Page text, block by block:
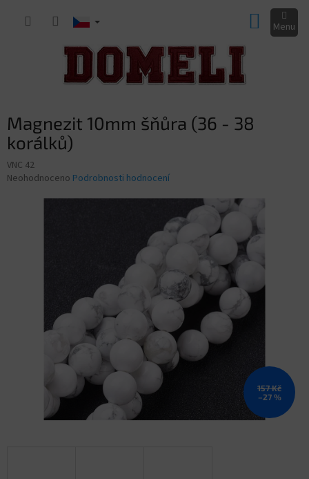
KOŠÍK
Magnezit 10mm šňůra (36 - 38
korálků)
VNC 42
Průměrné
Neohodnoceno Podrobnosti hodnocení
157 Kč
–27 %